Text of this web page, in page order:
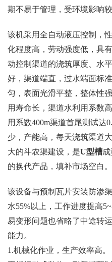
期不易于管理，受环境影响
该机采用全自动液压控制，
化程度高，劳动强度低，具
动控制渠道的浇筑厚度、水
好，渠道端直，过水端面标
匀，表面光滑平整，整体性
用寿命长，渠道水利用系数
用系数400m渠道首尾测试达
少，产能高，每天浇筑渠道
大的斗农渠建设，是U型槽
的换代产品，填补市场空白。
该设备与预制瓦片安装防渗
水55%以上，工作进度提高
易变形问题也省略了中途转
能力。
1.机械化作业，生产效率高。